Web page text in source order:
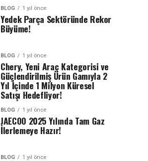
BLOG 1 yıl önce
Yedek Parça Sektöründe Rekor
Büyüme!
BLOG 1 yıl önce
Chery, Yeni Araç Kategorisi ve
Güçlendirilmiş Ürün Gamıyla 2
Yıl İçinde 1 Milyon Küresel
Satışı Hedefliyor!
BLOG 1 yıl önce
JAECOO 2025 Yılında Tam Gaz
İlerlemeye Hazır!
BLOG 1 yıl önce